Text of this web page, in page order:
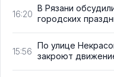
16:20
В Рязани
городских
15:56
По улице
закроют